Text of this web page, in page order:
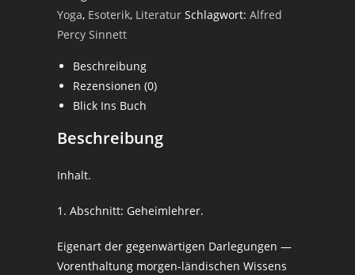
Geheimbuddhismus
-
Percy
Sinnett
Menge
Yoga, Esoterik, Literatur Schlagwort:Alfred
Percy Sinnett
Beschreibung
Rezensionen (0)
Blick Ins Buch
Beschreibung
Inhalt.
1. Abschnitt: Geheimlehrer.
Eigenart der gegenwärtigen Darlegungen —
Vorenthaltung morgen-ländischen Wissens